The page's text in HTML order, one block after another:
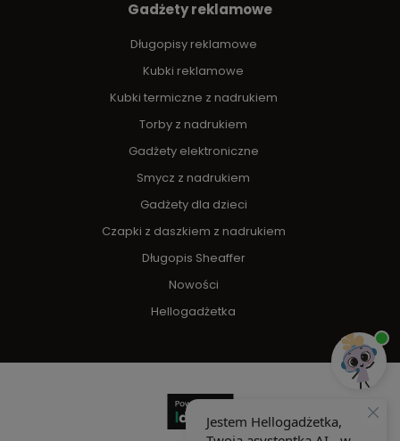
Gadżety reklamowe
Długopisy reklamowe
Kubki reklamowe
Kubki termiczne z nadrukiem
Torby z nadrukiem
Gadżety elektroniczne
Smycz z nadrukiem
Gadżety dla dzieci
Czapki z daszkiem z nadrukiem
Długopis Sheaffer
Nowości
Hellogadżetka